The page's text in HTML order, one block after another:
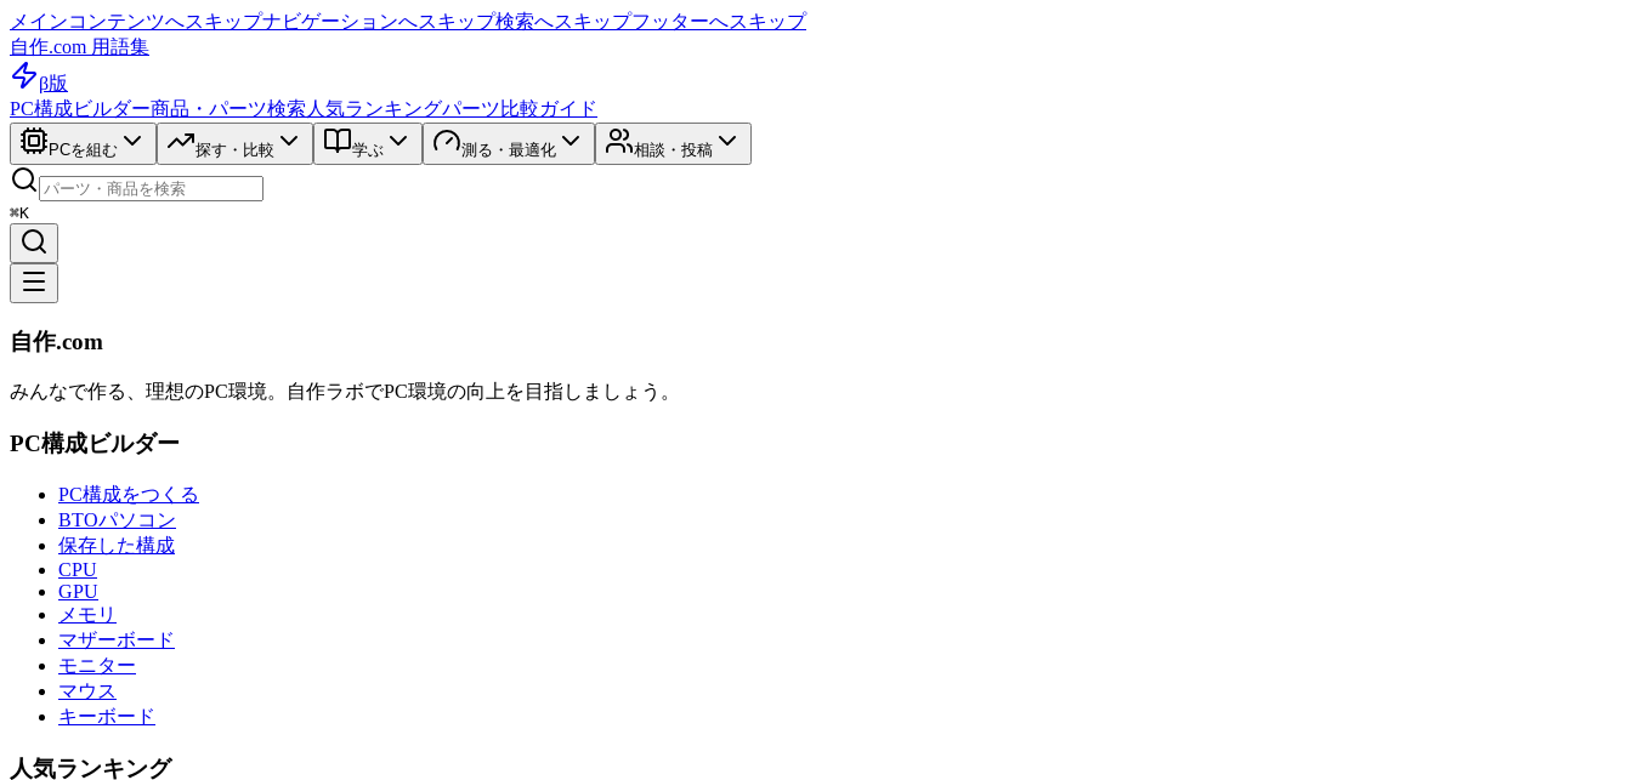
メインコンテンツへスキップナビゲーションへスキップ検索へスキップフッターへスキップ
自作.com 用語集
β版
PC構成ビルダー商品・パーツ検索 人気ランキングパーツ比較ガイド
PCを組む 探す・比較 学ぶ 測る・最適化 相談・投稿
⌘K
自作.com
みんなで作る、理想のPC環境。 自作ラボでPC環境の向上を目指しましょう。
PC構成ビルダー
PC構成をつくる
BTOパソコン
保存した構成
CPU
GPU
メモリ
マザーボード
モニター
マウス
キーボード
人気ランキング